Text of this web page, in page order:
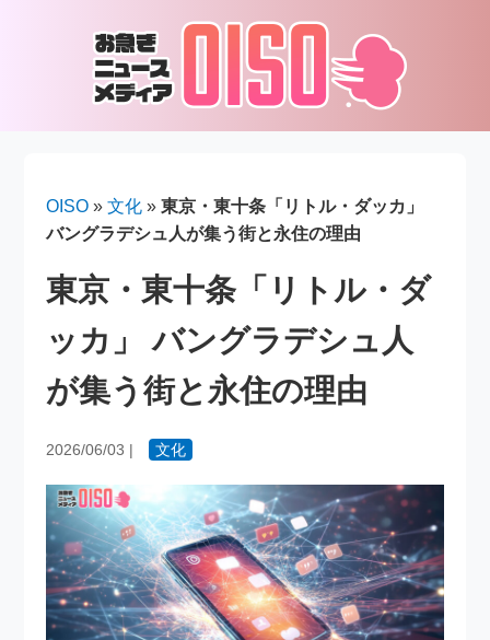
OISO »文化 »東京・東十条「リトル・ダッカ」
バングラデシュ人が集う街と永住の理由
東京・東十条「リトル・ダ
ッカ」 バングラデシュ人
が集う街と永住の理由
2026/06/03 | 文化